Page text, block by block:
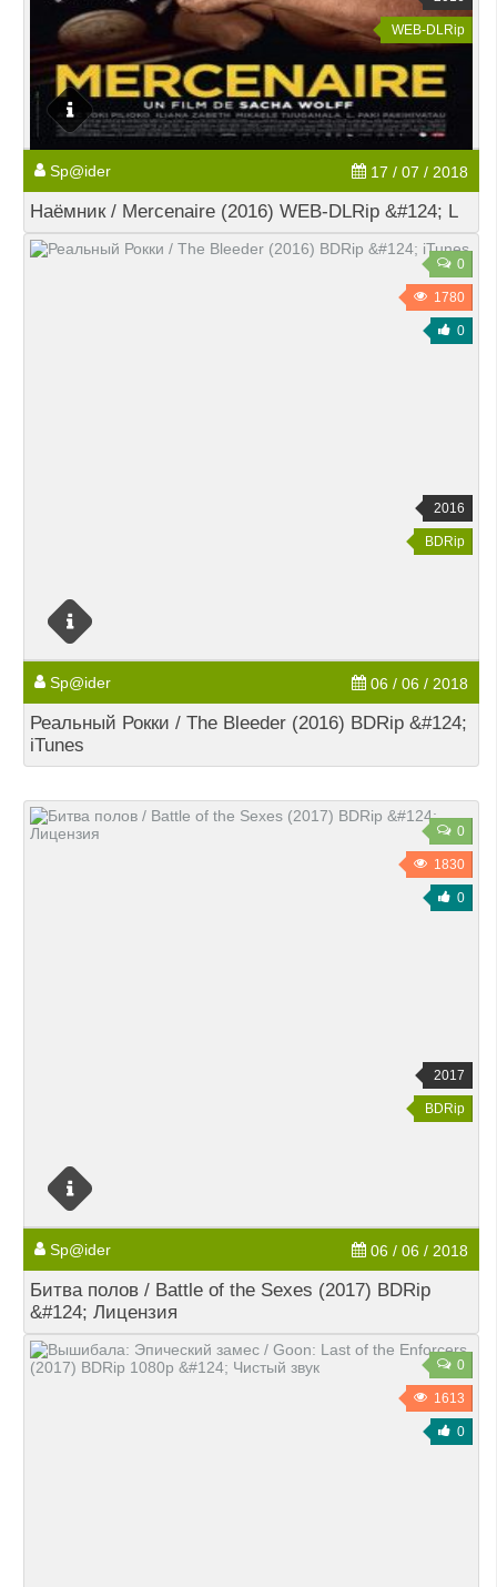
WEB-DLRip
Sp@ider 17 / 07 / 2018
Наёмник / Mercenaire (2016) WEB-DLRip &#124; L
0
1780
0
2016
BDRip
Sp@ider 06 / 06 / 2018
Реальный Рокки / The Bleeder (2016) BDRip &#124;
iTunes
0
1830
0
2017
BDRip
Sp@ider 06 / 06 / 2018
Битва полов / Battle of the Sexes (2017) BDRip
&#124; Лицензия
0
1613
0